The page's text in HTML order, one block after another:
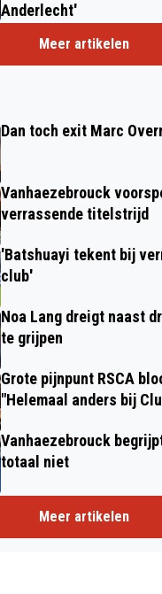
Anderlecht'
Meer artikelen
Dan toch exit Marc
Vanhaezebrouck
verrassende titelstrijd
'Batshuayi tekent bij
club'
Noa Lang dreigt naast
te grijpen
Grote pijnpunt RSCA
"Helemaal anders bij
Vanhaezebrouck
totaal niet
Meer artikelen